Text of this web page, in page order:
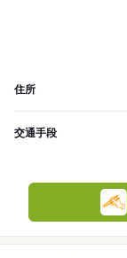
住所
交通手段